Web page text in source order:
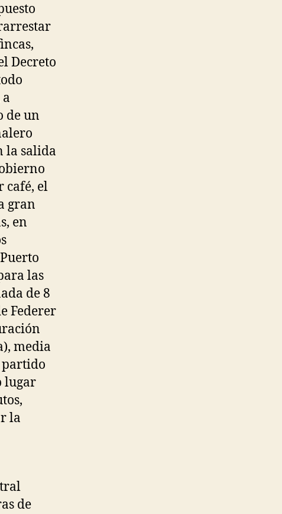
Decreto
de un
la salida
café, el
gran
en
las
de 8
Federer
media
partido
lugar
la
de